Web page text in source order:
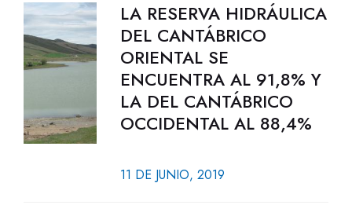
LA RESERVA HIDRÁULICA
DEL CANTÁBRICO
ORIENTAL SE
ENCUENTRA AL 91,8% Y
LA DEL CANTÁBRICO
OCCIDENTAL AL 88,4%
11 DE JUNIO, 2019